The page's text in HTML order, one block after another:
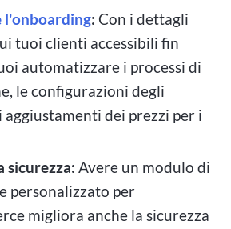
l'onboarding: Con i dettagli
tuoi clienti accessibili fin
automatizzare i processi di
le configurazioni degli
aggiustamenti dei prezzi per i
sicurezza: Avere un modulo di
personalizzato per
migliora anche la sicurezza